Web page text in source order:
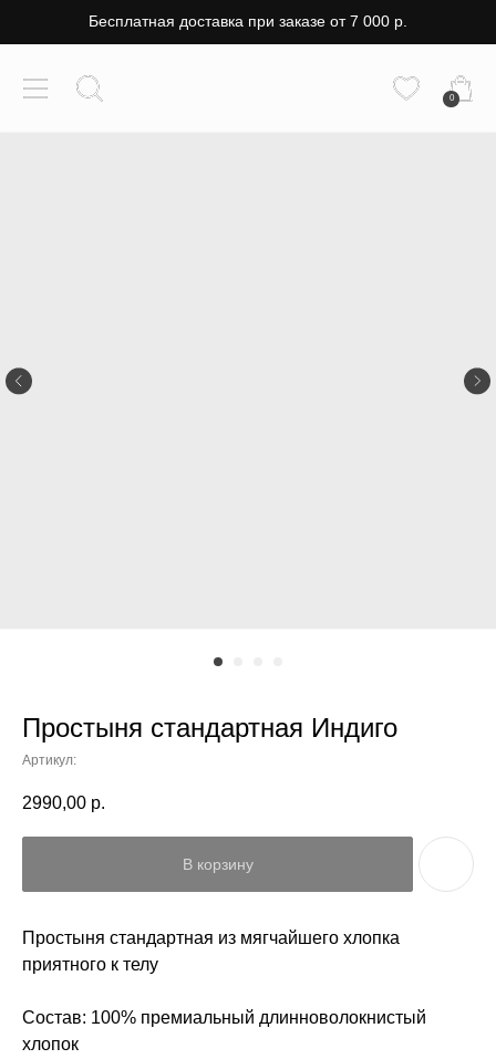
Бесплатная доставка при заказе от 7 000 р.
0
Простыня стандартная Индиго
Артикул:
2990,00 р.
В корзину
Простыня стандартная из мягчайшего хлопка
приятного к телу
Состав: 100% премиальный длинноволокнистый
хлопок